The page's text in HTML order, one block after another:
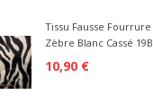
Tissu Fausse Fourrure
Zèbre Blanc Cassé 19B
10,90 €